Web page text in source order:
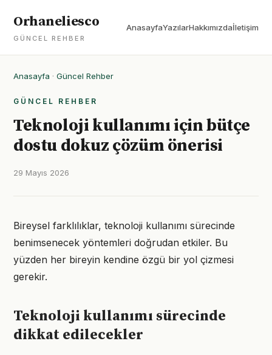
Orhaneliesco
GÜNCEL REHBER
AnasayfaYazılarHakkımızdaİletişim
Anasayfa · Güncel Rehber
GÜNCEL REHBER
Teknoloji kullanımı için bütçe
dostu dokuz çözüm önerisi
29 Mayıs 2026
Bireysel farklılıklar, teknoloji kullanımı sürecinde
benimsenecek yöntemleri doğrudan etkiler. Bu
yüzden her bireyin kendine özgü bir yol çizmesi
gerekir.
Teknoloji kullanımı sürecinde
dikkat edilecekler